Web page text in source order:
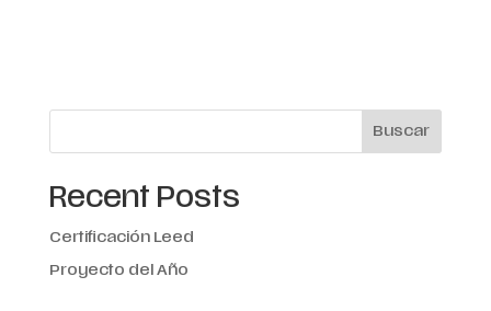
Buscar
Recent Posts
Certificación Leed
Proyecto del Año